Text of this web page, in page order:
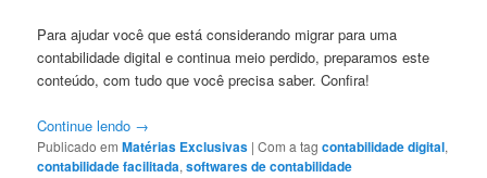
Para ajudar você que está considerando migrar para uma
contabilidade digital e continua meio perdido, preparamos este
conteúdo, com tudo que você precisa saber. Confira!
Continue lendo →
Publicado em Matérias Exclusivas |Com a tagcontabilidade digital,
contabilidade facilitada,softwares de contabilidade